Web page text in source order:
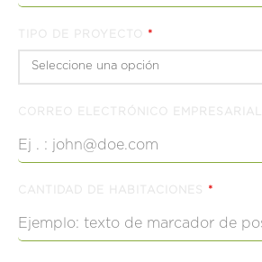
TIPO DE PROYECTO *
CORREO ELECTRÓNICO EMPRESARIAL
CANTIDAD DE HABITACIONES *